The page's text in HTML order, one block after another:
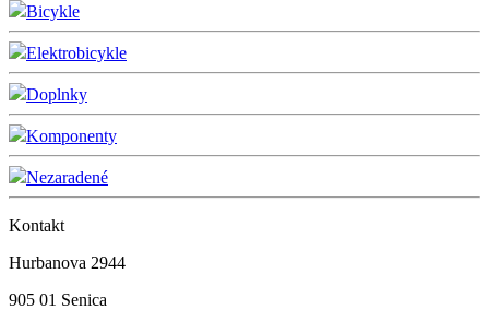
Bicykle
Elektrobicykle
Doplnky
Komponenty
Nezaradené
Kontakt
Hurbanova 2944
905 01 Senica